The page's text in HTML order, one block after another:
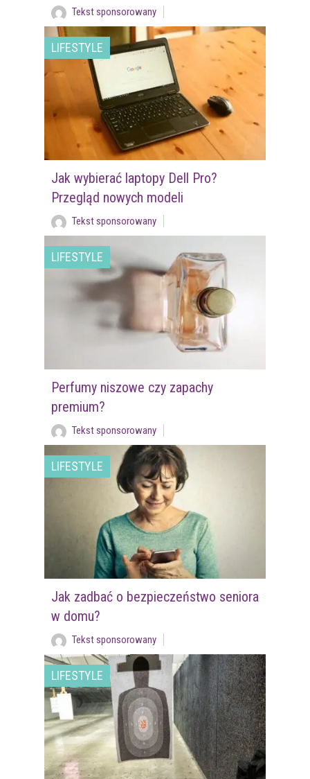
Tekst sponsorowany
LIFESTYLE
Jak wybierać laptopy Dell Pro?
Przegląd nowych modeli
Tekst sponsorowany
LIFESTYLE
Perfumy niszowe czy zapachy
premium?
Tekst sponsorowany
LIFESTYLE
Jak zadbać o bezpieczeństwo seniora
w domu?
Tekst sponsorowany
LIFESTYLE